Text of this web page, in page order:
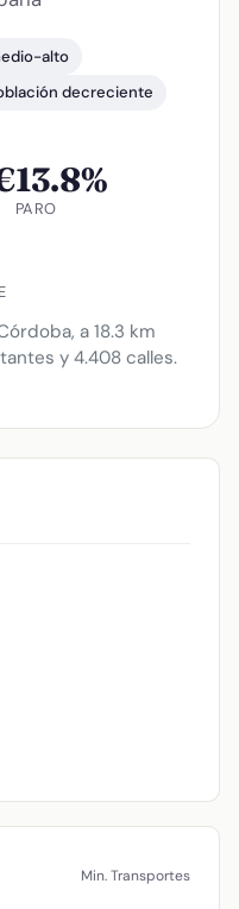
alto
decreciente
13.8%
PARO
a 18.3 km
y 4.408 calles.
Min. Transportes